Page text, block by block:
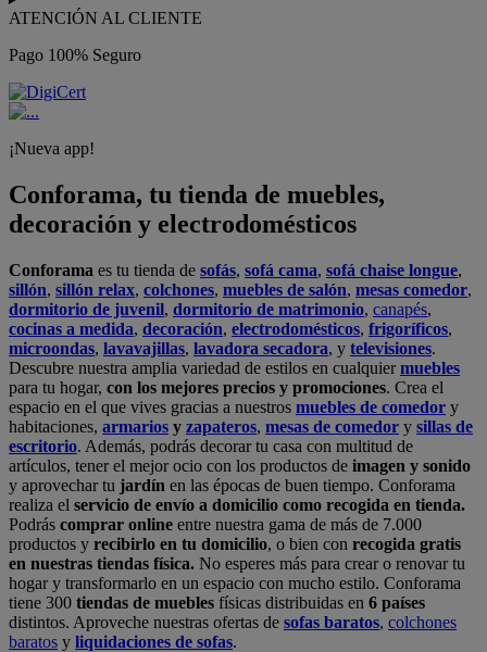
ATENCIÓN AL CLIENTE
Pago 100% Seguro
¡Nueva app!
Conforama, tu tienda de muebles,
decoración y electrodomésticos
Conforama es tu tienda de sofás, sofá cama, sofá chaise longue,
sillón, sillón relax, colchones, muebles de salón, mesas comedor,
dormitorio de juvenil, dormitorio de matrimonio, canapés,
cocinas a medida, decoración, electrodomésticos, frigoríficos,
microondas, lavavajillas, lavadora secadora, y televisiones.
Descubre nuestra amplia variedad de estilos en cualquiermuebles
para tu hogar, con los mejores precios y promociones. Crea el
espacio en el que vives gracias a nuestros muebles de comedor y
habitaciones, armarios y zapateros, mesas de comedor y sillas de
escritorio. Además, podrás decorar tu casa con multitud de
artículos, tener el mejor ocio con los productos de imagen y sonido
y aprovechar tu jardín en las épocas de buen tiempo. Conforama
realiza el servicio de envío a domicilio como recogida en tienda.
Podrás comprar online entre nuestra gama de más de 7.000
productos y recibirlo en tu domicilio, o bien con recogida gratis
en nuestras tiendas física. No esperes más para crear o renovar tu
hogar y transformarlo en un espacio con mucho estilo. Conforama
tiene 300 tiendas de muebles físicas distribuidas en 6 países
distintos. Aproveche nuestras ofertas de sofas baratos, colchones
baratos y liquidaciones de sofas.